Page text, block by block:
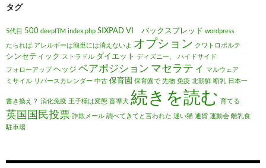
タグ
5代目 500 deepITM index.php SIXPADVI バックスプレッド wordpress
たられば アレルギーは簡単には消えないよ オプション クワトロポルテ
シンセティック ストラドル ダイエット ディズニー、
ハイドサイド
フォローアップ ヘッジ ベアポジション マセラティ マルウェア
ミサイル リバースカレンダー 中古 保育園 保育園で 先物 免疫 北朝鮮 断乳 日本一
書き換え？ 消化免疫 王子様は変態 盲導犬 続きを読む 育てる
英国国民投票 詐欺メール 調べてきてと言われた 迷い猫 通貨 運動会 離乳食
駐車場